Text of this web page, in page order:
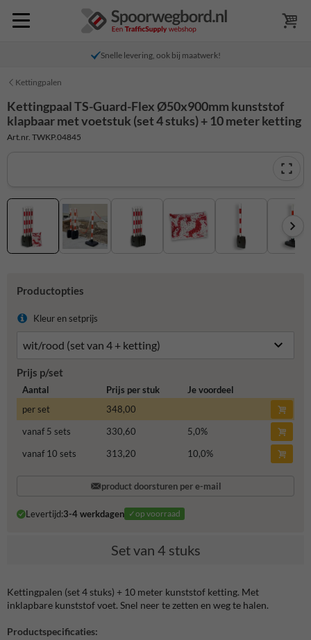
Snelle levering, ook bij maatwerk!
Kettingpalen
Kettingpaal TS-Guard-Flex Ø50x900mm kunststof
klapbaar met voetstuk (set 4 stuks) + 10 meter ketting
Art.nr. TWKP.04845
Productopties
Kleur en setprijs
Prijs p/set
Aantal Prijs per stuk
Je voordeel
per set
348,00
vanaf 5 sets
330,60 5,0%
vanaf 10 sets
313,20 10,0%
product doorsturen per e-mail
Levertijd:3-4 werkdagen ✓op voorraad
Set van 4 stuks
Kettingpalen (set 4 stuks) + 10 meter kunststof ketting. Met
inklapbare kunststof voet. Snel neer te zetten en weg te halen.
Productspecificaties: